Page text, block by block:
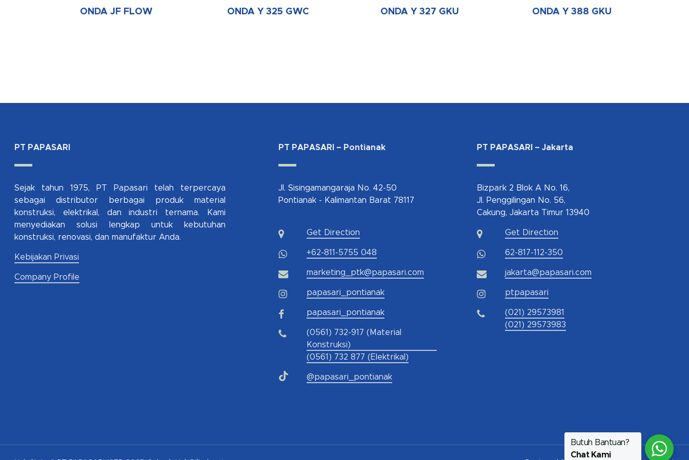
ONDA JF FLOW ONDA Y 325 GWC ONDA Y 327 GKU ONDA Y 388 GKU
PT PAPASARI
Sejak tahun 1975, PT Papasari telah terpercaya
sebagai distributor berbagai produk material
konstruksi, elektrikal, dan industri ternama. Kami
menyediakan solusi lengkap untuk kebutuhan
konstruksi, renovasi, dan manufaktur Anda.
Kebijakan Privasi
Company Profile
PT PAPASARI – Pontianak
Jl. Sisingamangaraja No. 42-50
Pontianak - Kalimantan Barat 78117
Get Direction
+62-811-5755 048
marketing_ptk@papasari.com
papasari_pontianak
papasari_pontianak
(0561) 732-917 (Material
Konstruksi)
(0561) 732 877 (Elektrikal)
@papasari_pontianak
PT PAPASARI – Jakarta
Bizpark 2 Blok A No. 16,
Jl. Penggilingan No. 56,
Cakung, Jakarta Timur 13940
Get Direction
62-817-112-350
jakarta@papasari.com
ptpapasari
(021) 29573981
(021) 29573983
Butuh Bantuan?
Chat Kami